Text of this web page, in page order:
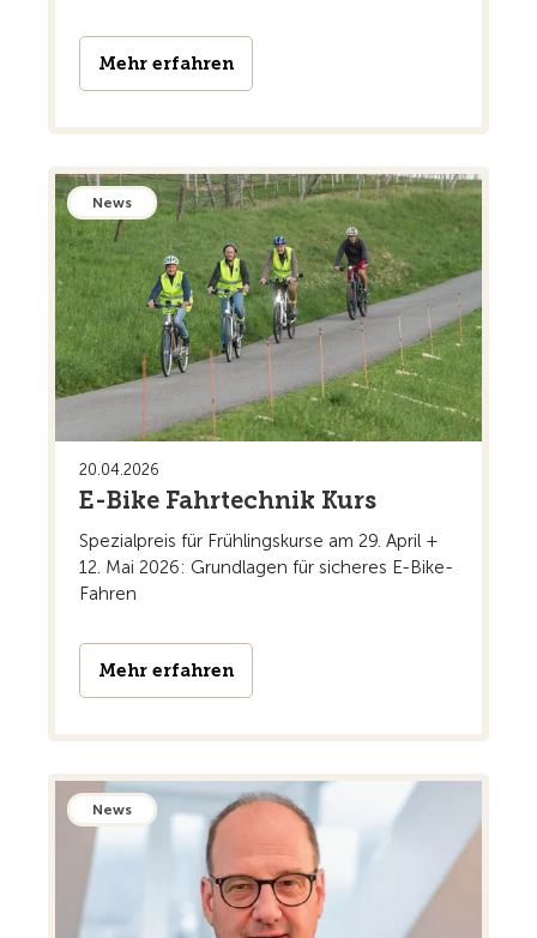
Mehr erfahren
News
20.04.2026
E-Bike Fahrtechnik Kurs
Spezialpreis für Frühlingskurse am 29. April +
12. Mai 2026: Grundlagen für sicheres E-Bike-
Fahren
Mehr erfahren
News